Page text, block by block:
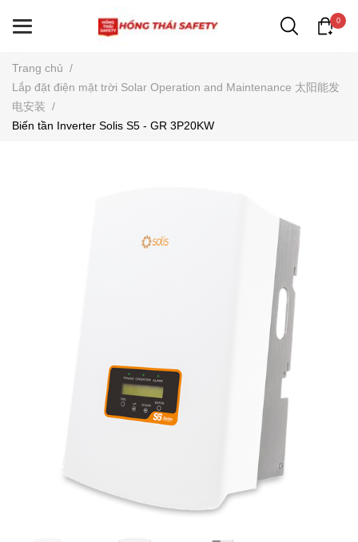
0
Trang chủ /
Lắp đặt điện mặt trời Solar Operation and Maintenance 太阳能发
电安装 /
Biến tần Inverter Solis S5 - GR 3P20KW